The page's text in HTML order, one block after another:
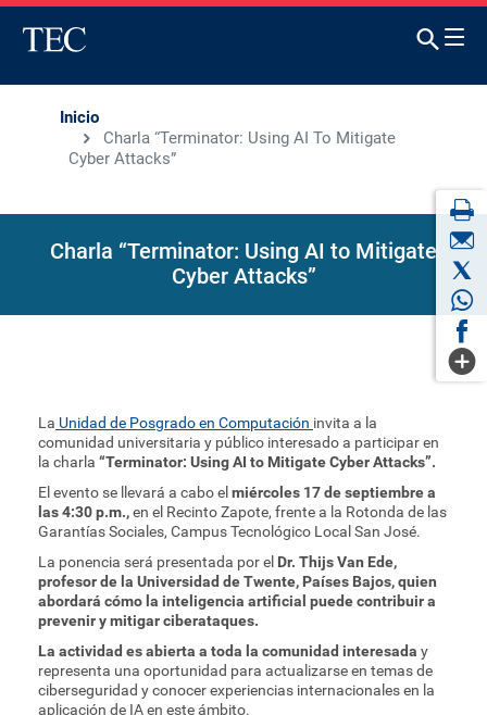
Inicio
Charla “Terminator: Using AI To Mitigate
Cyber Attacks”
Charla “Terminator: Using AI to Mitigate
Cyber Attacks”
La Unidad de Posgrado en Computación invita a la
comunidad universitaria y público interesado a participar en
la charla “Terminator: Using AI to Mitigate Cyber Attacks”.
El evento se llevará a cabo el miércoles 17 de septiembre a
las 4:30 p.m.,en el Recinto Zapote, frente a la Rotonda de las
Garantías Sociales, Campus Tecnológico Local San José.
La ponencia será presentada por el Dr. Thijs Van Ede,
profesor de la Universidad de Twente, Países Bajos, quien
abordará cómo la inteligencia artificial puede contribuir a
prevenir y mitigar ciberataques.
La actividad es abierta a toda la comunidad interesada y
representa una oportunidad para actualizarse en temas de
ciberseguridad y conocer experiencias internacionales en la
aplicación de IA en este ámbito.